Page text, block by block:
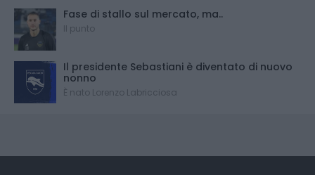
Fase di stallo sul mercato, ma..
Il punto
Il presidente Sebastiani è diventato di nuovo
nonno
È nato Lorenzo Labricciosa